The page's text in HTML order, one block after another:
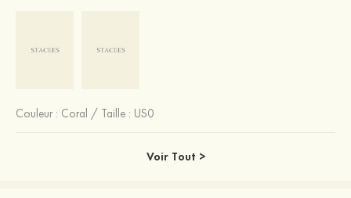
Couleur : Coral / Taille : US0
Voir Tout >